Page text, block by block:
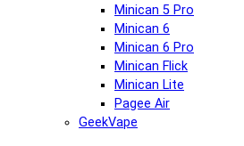
Minican 5 Pro
Minican 6
Minican 6 Pro
Minican Flick
Minican Lite
Pagee Air
GeekVape